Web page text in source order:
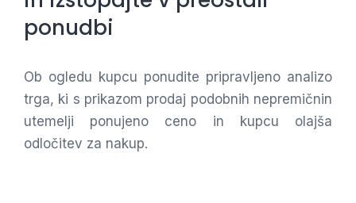
ponudbi
Ob ogledu kupcu ponudite pripravljeno analizo
trga, ki s prikazom prodaj podobnih nepremičnin
utemelji ponujeno ceno in kupcu olajša
odločitev za nakup.